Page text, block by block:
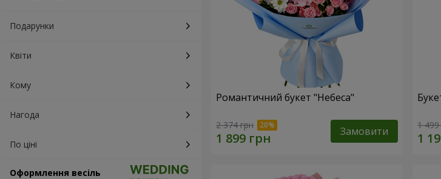
Подарунки
Квіти
Кому
Нагода
По ціні
Оформлення весіль
Романтичний букет "Небеса"
2 374 грн Замовити 1 499